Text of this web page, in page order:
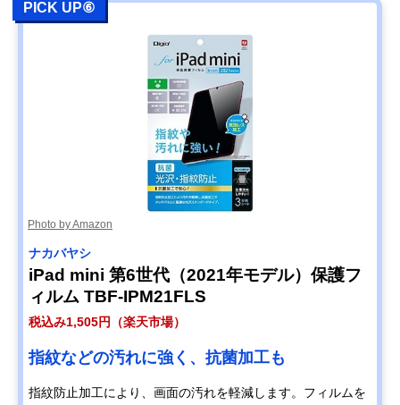
PICK UP⑥
Photo by Amazon
ナカバヤシ
iPad mini 第6世代（2021年モデル）保護フ
ィルム TBF-IPM21FLS
税込み1,505円（楽天市場）
指紋などの汚れに強く、抗菌加工も
指紋防止加工により、画面の汚れを軽減します。フィルムを